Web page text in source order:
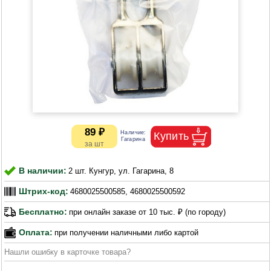
89 ₽
В наличии: 2 шт. Кунгур, ул. Гагарина, 8
Штрих-код: 4680025500585, 4680025500592
Бесплатно: при онлайн заказе от 10 тыс. ₽ (по городу)
Оплата: при получении наличными либо картой
Нашли ошибку в карточке товара?